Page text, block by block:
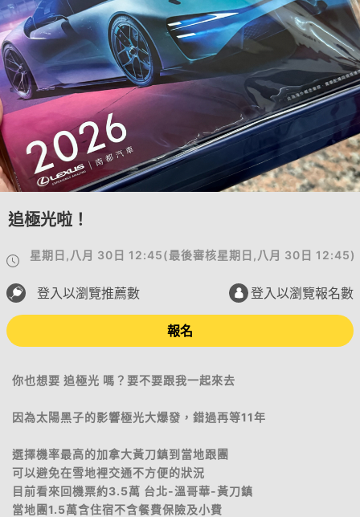
追極光啦！
星期日,八月 30日 12:45(最後審核星期日,八月 30日 12:45)
登入以瀏覽推薦數 登入以瀏覽報名數
報名
你也想要 追極光 嗎？要不要跟我一起來去
因為太陽黑子的影響極光大爆發，錯過再等11年
選擇機率最高的加拿大黃刀鎮到當地跟團
可以避免在雪地裡交通不方便的狀況
目前看來回機票約3.5萬 台北-溫哥華-黃刀鎮
當地團1.5萬含住宿不含餐費保險及小費